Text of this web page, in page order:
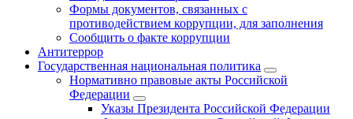
Формы документов, связанных с
противодействием коррупции, для заполнения
Сообщить о факте коррупции
Антитеррор
Государственная национальная политика
Нормативно правовые акты Российской
Федерации
Указы Президента Российской Федерации